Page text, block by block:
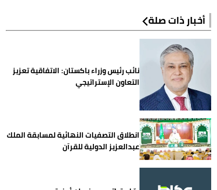
أخبار ذات صلة
نائب رئيس وزراء باكستان: الاتفاقية تعزيز
التعاون الإستراتيجي
انطلاق التصفيات النهائية لمسابقة الملك
عبدالعزيز الدولية للقرآن